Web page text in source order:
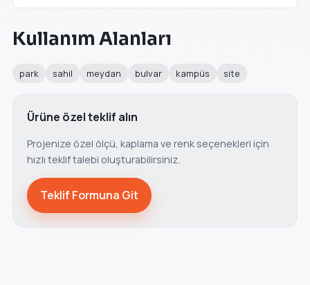
Kullanım Alanları
park sahil meydan bulvar kampüs site
Ürüne özel teklif alın
Projenize özel ölçü, kaplama ve renk seçenekleri için
hızlı teklif talebi oluşturabilirsiniz.
Teklif Formuna Git